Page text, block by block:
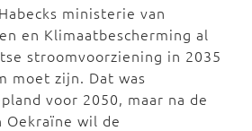
ministerie van
en Klimaatbescherming al
stroomvoorziening in 2035
moet zijn. Dat was
voor 2050, maar na de
Oekraïne wil de